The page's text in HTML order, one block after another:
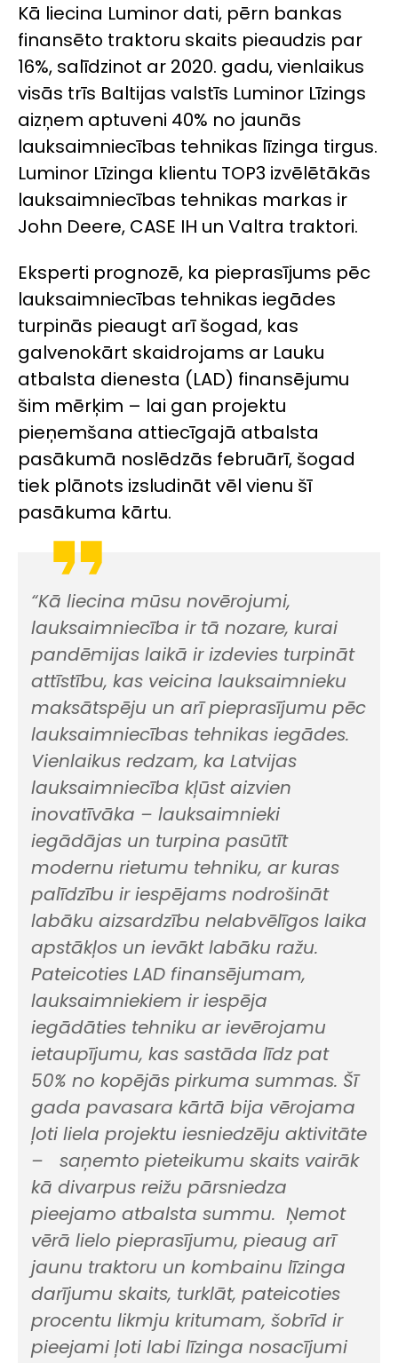
Kā liecina Luminor dati, pērn bankas
finansēto traktoru skaits pieaudzis par
16%, salīdzinot ar 2020. gadu, vienlaikus
visās trīs Baltijas valstīs Luminor Līzings
aizņem aptuveni 40% no jaunās
lauksaimniecības tehnikas līzinga tirgus.
Luminor Līzinga klientu TOP3 izvēlētākās
lauksaimniecības tehnikas markas ir
John Deere, CASE IH un Valtra traktori.
Eksperti prognozē, ka pieprasījums pēc
lauksaimniecības tehnikas iegādes
turpinās pieaugt arī šogad, kas
galvenokārt skaidrojams ar Lauku
atbalsta dienesta (LAD) finansējumu
šim mērķim – lai gan projektu
pieņemšana attiecīgajā atbalsta
pasākumā noslēdzās februārī, šogad
tiek plānots izsludināt vēl vienu šī
pasākuma kārtu.
“Kā liecina mūsu novērojumi,
lauksaimniecība ir tā nozare, kurai
pandēmijas laikā ir izdevies turpināt
attīstību, kas veicina lauksaimnieku
maksātspēju un arī pieprasījumu pēc
lauksaimniecības tehnikas iegādes.
Vienlaikus redzam, ka Latvijas
lauksaimniecība kļūst aizvien
inovatīvāka – lauksaimnieki
iegādājas un turpina pasūtīt
modernu rietumu tehniku, ar kuras
palīdzību ir iespējams nodrošināt
labāku aizsardzību nelabvēlīgos laika
apstākļos un ievākt labāku ražu.
Pateicoties LAD finansējumam,
lauksaimniekiem ir iespēja
iegādāties tehniku ar ievērojamu
ietaupījumu, kas sastāda līdz pat
50% no kopējās pirkuma summas. Šī
gada pavasara kārtā bija vērojama
ļoti liela projektu iesniedzēju aktivitāte
– saņemto pieteikumu skaits vairāk
kā divarpus reižu pārsniedza
pieejamo atbalsta summu. Ņemot
vērā lielo pieprasījumu, pieaug arī
jaunu traktoru un kombainu līzinga
darījumu skaits, turklāt, pateicoties
procentu likmju kritumam, šobrīd ir
pieejami ļoti labi līzinga nosacījumi